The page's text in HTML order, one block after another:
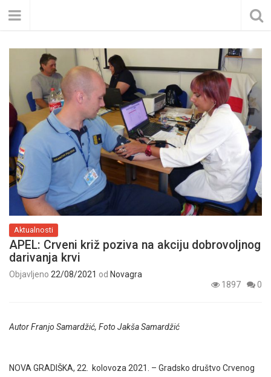
Aktualnosti
APEL: Crveni križ poziva na akciju dobrovoljnog
darivanja krvi
Objavljeno 22/08/2021 od Novagra
1897
0
Autor Franjo Samardžić, Foto Jakša Samardžić
NOVA GRADIŠKA, 22. kolovoza 2021. – Gradsko društvo Crvenog